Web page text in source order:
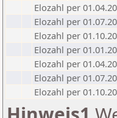
Elozahl per
Elozahl per
Elozahl per
Elozahl per
Elozahl per
Elozahl per
Elozahl per